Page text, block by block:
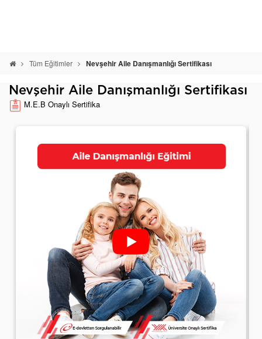
Tüm Eğitimler Nevşehir Aile Danışmanlığı Sertifikası
Nevşehir Aile Danışmanlığı Sertifikası
M.E.B Onaylı Sertifika